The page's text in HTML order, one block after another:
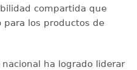
compartida que
para los productos de
ha logrado liderar